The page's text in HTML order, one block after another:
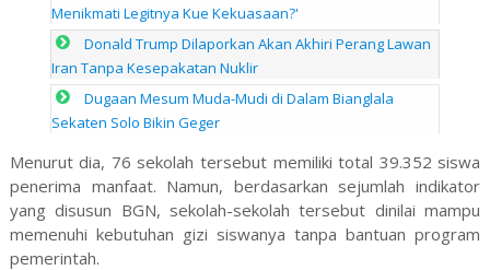
Menikmati Legitnya Kue Kekuasaan?'
Donald Trump Dilaporkan Akan Akhiri Perang Lawan
Iran Tanpa Kesepakatan Nuklir
Dugaan Mesum Muda-Mudi di Dalam Bianglala
Sekaten Solo Bikin Geger
Menurut dia, 76 sekolah tersebut memiliki total 39.352 siswa
penerima manfaat. Namun, berdasarkan sejumlah indikator
yang disusun BGN, sekolah-sekolah tersebut dinilai mampu
memenuhi kebutuhan gizi siswanya tanpa bantuan program
pemerintah.